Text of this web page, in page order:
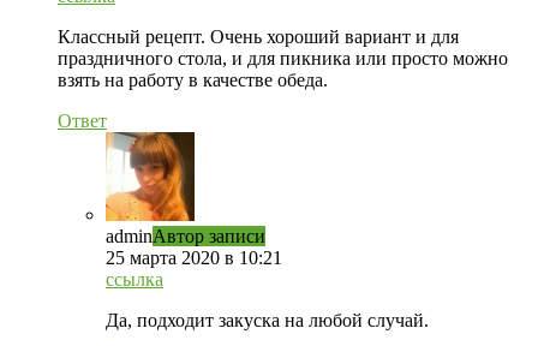
Классный рецепт. Очень хороший вариант и для
праздничного стола, и для пикника или просто можно
взять на работу в качестве обеда.
Ответ
adminАвтор записи
25 марта 2020 в 10:21
ссылка
Да, подходит закуска на любой случай.